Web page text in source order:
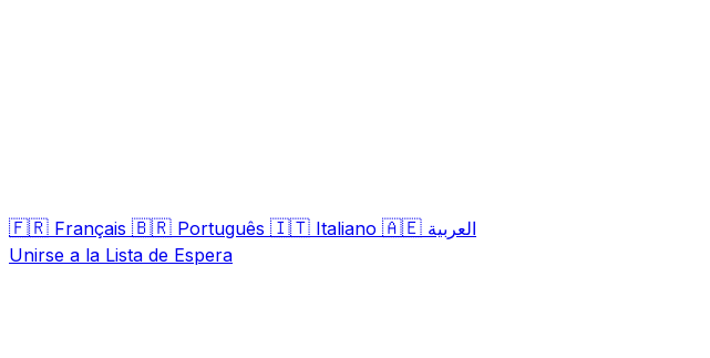
🇫🇷 Français 🇧🇷 Português 🇮🇹 Italiano 🇦🇪 العربية
Unirse a la Lista de Espera